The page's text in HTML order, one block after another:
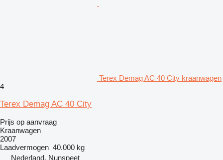
Terex Demag AC 40 City kraanwagen
4
Terex Demag AC 40 City
Prijs op aanvraag
Kraanwagen
2007
Laadvermogen 40.000 kg
Nederland, Nunspeet